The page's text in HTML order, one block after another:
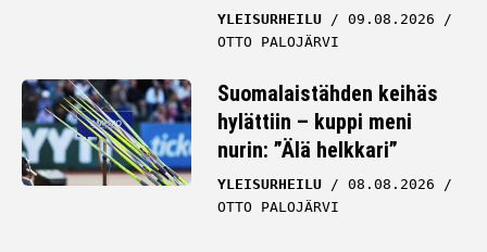
YLEISURHEILU
09.08.2026
OTTO PALOJÄRVI
Suomalaistähden keihäs
hylättiin – kuppi meni
nurin: ”Älä helkkari”
YLEISURHEILU
08.08.2026
OTTO PALOJÄRVI